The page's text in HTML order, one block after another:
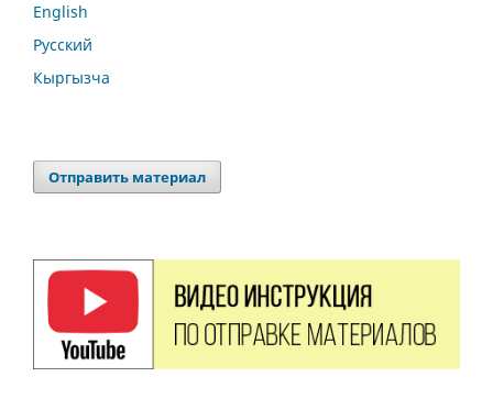
English
Русский
Кыргызча
Отправить материал